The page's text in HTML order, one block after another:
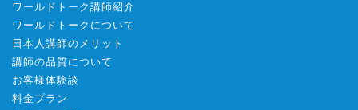
ワールドトーク講師紹介
ワールドトークについて
日本人講師のメリット
講師の品質について
お客様体験談
料金プラン